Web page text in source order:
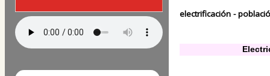
electrificación -